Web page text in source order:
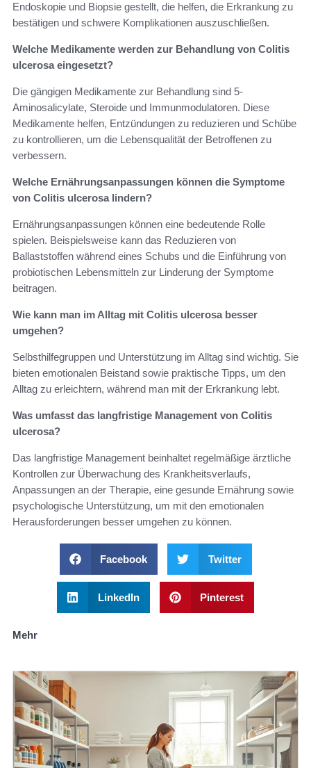
Endoskopie und Biopsie gestellt, die helfen, die Erkrankung zu
bestätigen und schwere Komplikationen auszuschließen.
Welche Medikamente werden zur Behandlung von Colitis
ulcerosa eingesetzt?
Die gängigen Medikamente zur Behandlung sind 5-
Aminosalicylate, Steroide und Immunmodulatoren. Diese
Medikamente helfen, Entzündungen zu reduzieren und Schübe
zu kontrollieren, um die Lebensqualität der Betroffenen zu
verbessern.
Welche Ernährungsanpassungen können die Symptome
von Colitis ulcerosa lindern?
Ernährungsanpassungen können eine bedeutende Rolle
spielen. Beispielsweise kann das Reduzieren von
Ballaststoffen während eines Schubs und die Einführung von
probiotischen Lebensmitteln zur Linderung der Symptome
beitragen.
Wie kann man im Alltag mit Colitis ulcerosa besser
umgehen?
Selbsthilfegruppen und Unterstützung im Alltag sind wichtig. Sie
bieten emotionalen Beistand sowie praktische Tipps, um den
Alltag zu erleichtern, während man mit der Erkrankung lebt.
Was umfasst das langfristige Management von Colitis
ulcerosa?
Das langfristige Management beinhaltet regelmäßige ärztliche
Kontrollen zur Überwachung des Krankheitsverlaufs,
Anpassungen an der Therapie, eine gesunde Ernährung sowie
psychologische Unterstützung, um mit den emotionalen
Herausforderungen besser umgehen zu können.
Facebook Twitter
LinkedIn Pinterest
Mehr